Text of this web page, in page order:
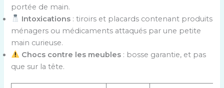
portée de main.
Intoxications : tiroirs et placards contenant produits
ménagers ou médicaments attaqués par une petite
main curieuse.
Chocs contre les meubles : bosse garantie, et pas
que sur la tête.